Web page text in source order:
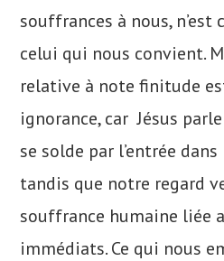
souffrances à nous,
celui qui nous convient.
relative à note finitude
ignorance, car Jésus
se solde par l’entrée
tandis que notre regard
souffrance humaine liée
immédiats. Ce qui nous